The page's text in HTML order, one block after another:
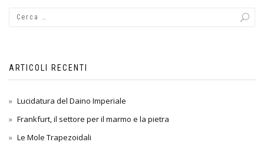
ARTICOLI RECENTI
Lucidatura del Daino Imperiale
Frankfurt, il settore per il marmo e la pietra
Le Mole Trapezoidali